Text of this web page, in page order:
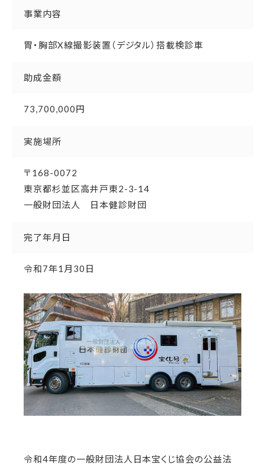
事業内容
胃・胸部X線撮影装置（デジタル）搭載検診車
助成金額
73,700,000円
実施場所
〒168-0072
東京都杉並区高井戸東2-3-14
一般財団法人 日本健診財団
完了年月日
令和7年1月30日
令和4年度の一般財団法人日本宝くじ協会の公益法